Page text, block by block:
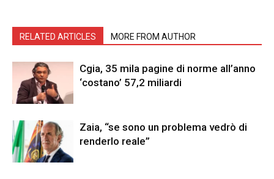
RELATED ARTICLES MORE FROM AUTHOR
Cgia, 35 mila pagine di norme all’anno
‘costano’ 57,2 miliardi
Zaia, “se sono un problema vedrò di
renderlo reale”